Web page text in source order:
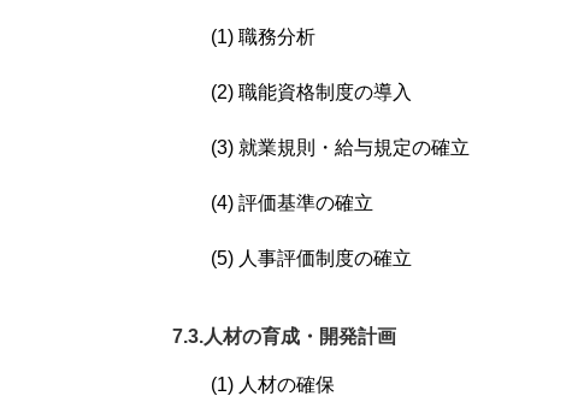
(1) 職務分析
(2) 職能資格制度の導入
(3) 就業規則・給与規定の確立
(4) 評価基準の確立
(5) 人事評価制度の確立
7.3.人材の育成・開発計画
(1) 人材の確保